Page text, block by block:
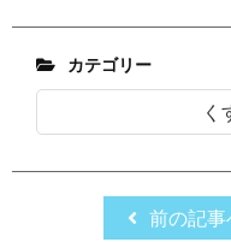
カテゴリー
く
前の記事